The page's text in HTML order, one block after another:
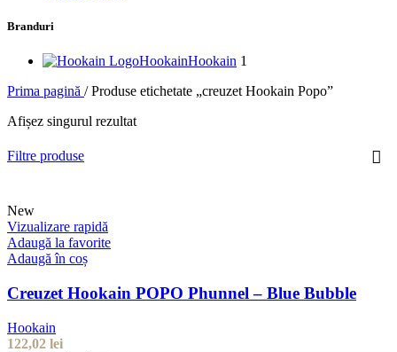
Branduri
HookainHookain 1
Prima pagină / Produse etichetate „creuzet Hookain Popo”
Afișez singurul rezultat
Filtre produse
New
Vizualizare rapidă
Adaugă la favorite
Adaugă în coș
Creuzet Hookain POPO Phunnel – Blue Bubble
Hookain
122,02 lei